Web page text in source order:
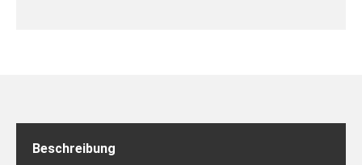
Beschreibung